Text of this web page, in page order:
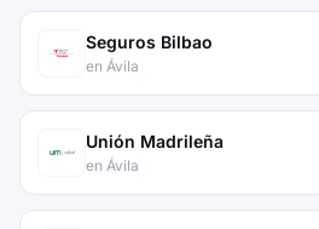
Seguros Bilbao
en Ávila
Unión Madrileña
en Ávila